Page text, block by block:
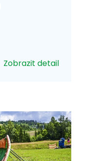
Zobrazit detail